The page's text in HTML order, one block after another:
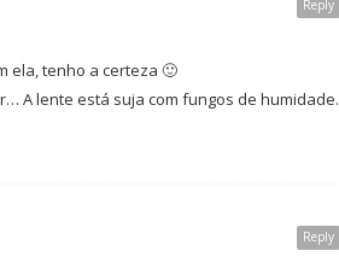
Reply
ela, tenho a certeza 🙂
A lente está suja com fungos de humidade.
Reply